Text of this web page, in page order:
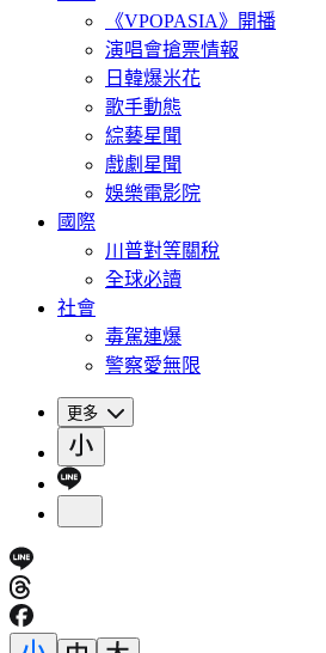
《VPOPASIA》開播
演唱會搶票情報
日韓爆米花
歌手動態
綜藝星聞
戲劇星聞
娛樂電影院
國際
川普對等關稅
全球必讀
社會
毒駕連爆
警察愛無限
更多